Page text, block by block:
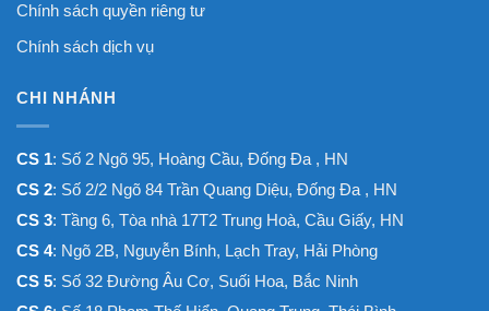
Chính sách quyền riêng tư
Chính sách dịch vụ
CHI NHÁNH
CS 1: Số 2 Ngõ 95, Hoàng Cầu, Đống Đa , HN
CS 2: Số 2/2 Ngõ 84 Trần Quang Diệu, Đống Đa , HN
CS 3: Tầng 6, Tòa nhà 17T2 Trung Hoà, Cầu Giấy, HN
CS 4: Ngõ 2B, Nguyễn Bính, Lạch Tray, Hải Phòng
CS 5: Số 32 Đường Âu Cơ, Suối Hoa, Bắc Ninh